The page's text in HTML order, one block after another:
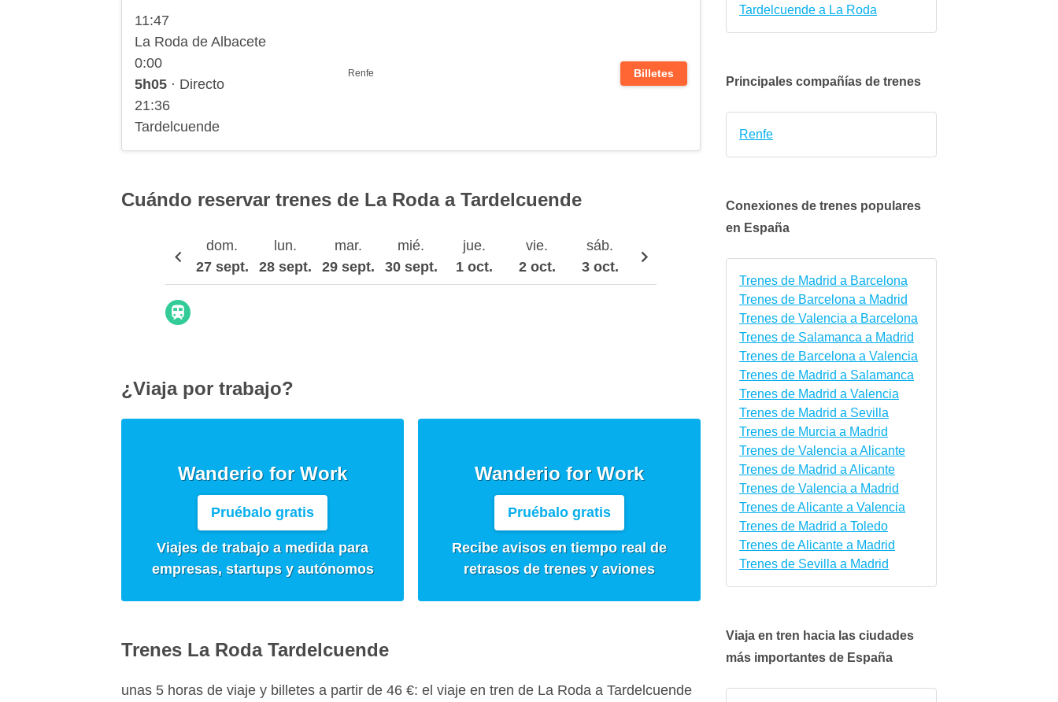
11:47
La Roda de Albacete
0:00
5h05 · Directo
21:36
Tardelcuende
Renfe Billetes
Cuándo reservar trenes de La Roda a Tardelcuende
dom.
27 sept.
lun.
28 sept.
mar.
29 sept.
mié.
30 sept.
jue.
1 oct.
vie.
2 oct.
sáb.
3 oct.
¿Viaja por trabajo?
Wanderio for Work
Pruébalo gratis
Viajes de trabajo a medida para
empresas, startups y autónomos
Wanderio for Work
Pruébalo gratis
Recibe avisos en tiempo real de
retrasos de trenes y aviones
Trenes La Roda Tardelcuende
unas 5 horas de viaje y billetes a partir de 46 €: el viaje en tren de La Roda a Tardelcuende
Tardelcuende a La Roda
Principales compañías de trenes
Renfe
Conexiones de trenes populares
en España
Trenes de Madrid a Barcelona
Trenes de Barcelona a Madrid
Trenes de Valencia a Barcelona
Trenes de Salamanca a Madrid
Trenes de Barcelona a Valencia
Trenes de Madrid a Salamanca
Trenes de Madrid a Valencia
Trenes de Madrid a Sevilla
Trenes de Murcia a Madrid
Trenes de Valencia a Alicante
Trenes de Madrid a Alicante
Trenes de Valencia a Madrid
Trenes de Alicante a Valencia
Trenes de Madrid a Toledo
Trenes de Alicante a Madrid
Trenes de Sevilla a Madrid
Viaja en tren hacia las ciudades
más importantes de España